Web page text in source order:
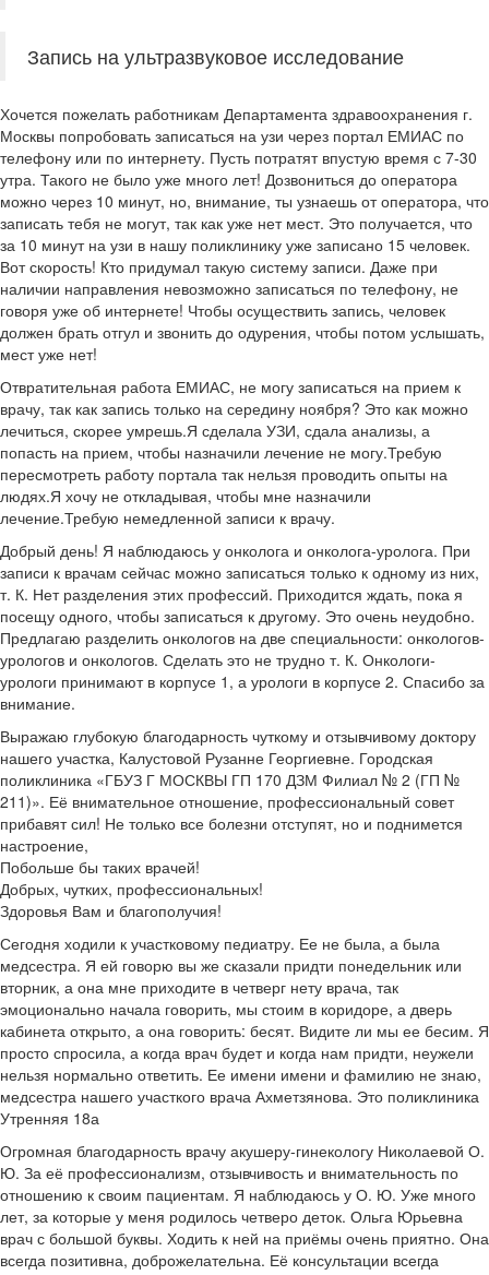
Запись на ультразвуковое исследование
Хочется пожелать работникам Департамента здравоохранения г.
Москвы попробовать записаться на узи через портал ЕМИАС по
телефону или по интернету. Пусть потратят впустую время с 7-30
утра. Такого не было уже много лет! Дозвониться до оператора
можно через 10 минут, но, внимание, ты узнаешь от оператора, что
записать тебя не могут, так как уже нет мест. Это получается, что
за 10 минут на узи в нашу поликлинику уже записано 15 человек.
Вот скорость! Кто придумал такую систему записи. Даже при
наличии направления невозможно записаться по телефону, не
говоря уже об интернете! Чтобы осуществить запись, человек
должен брать отгул и звонить до одурения, чтобы потом услышать,
мест уже нет!
Отвратительная работа ЕМИАС, не могу записаться на прием к
врачу, так как запись только на середину ноября? Это как можно
лечиться, скорее умрешь.Я сделала УЗИ, сдала анализы, а
попасть на прием, чтобы назначили лечение не могу.Требую
пересмотреть работу портала так нельзя проводить опыты на
людях.Я хочу не откладывая, чтобы мне назначили
лечение.Требую немедленной записи к врачу.
Добрый день! Я наблюдаюсь у онколога и онколога-уролога. При
записи к врачам сейчас можно записаться только к одному из них,
т. К. Нет разделения этих профессий. Приходится ждать, пока я
посещу одного, чтобы записаться к другому. Это очень неудобно.
Предлагаю разделить онкологов на две специальности: онкологов-
урологов и онкологов. Сделать это не трудно т. К. Онкологи-
урологи принимают в корпусе 1, а урологи в корпусе 2. Спасибо за
внимание.
Выражаю глубокую благодарность чуткому и отзывчивому доктору
нашего участка, Калустовой Рузанне Георгиевне. Городская
поликлиника «ГБУЗ Г МОСКВЫ ГП 170 ДЗМ Филиал № 2 (ГП №
211)». Её внимательное отношение, профессиональный совет
прибавят сил! Не только все болезни отступят, но и поднимется
настроение,
Побольше бы таких врачей!
Добрых, чутких, профессиональных!
Здоровья Вам и благополучия!
Сегодня ходили к участковому педиатру. Ее не была, а была
медсестра. Я ей говорю вы же сказали придти понедельник или
вторник, а она мне приходите в четверг нету врача, так
эмоционально начала говорить, мы стоим в коридоре, а дверь
кабинета открыто, а она говорить: бесят. Видите ли мы ее бесим. Я
просто спросила, а когда врач будет и когда нам придти, неужели
нельзя нормально ответить. Ее имени имени и фамилию не знаю,
медсестра нашего участкого врача Ахметзянова. Это поликлиника
Утренняя 18а
Огромная благодарность врачу акушеру-гинекологу Николаевой О.
Ю. За её профессионализм, отзывчивость и внимательность по
отношению к своим пациентам. Я наблюдаюсь у О. Ю. Уже много
лет, за которые у меня родилось четверо деток. Ольга Юрьевна
врач с большой буквы. Ходить к ней на приёмы очень приятно. Она
всегда позитивна, доброжелательна. Её консультации всегда